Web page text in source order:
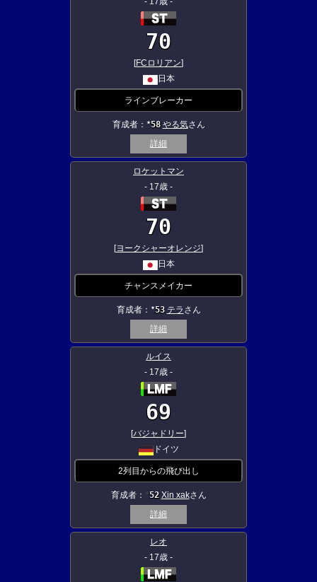
70
[FCロリアン]
日本
ラインブレーカー
育成者： ★58 やる気さん
詳細
ロケットマン
- 17歳 -
70
[ヨークシャーオレンジ]
日本
チャンスメイカー
育成者： ★53 テラ さん
詳細
ルイス
- 17歳 -
69
[バジャドリー]
ドイツ
2列目からの飛び出し
育成者： 52 Xin xakさん
詳細
レオ
- 17歳 -